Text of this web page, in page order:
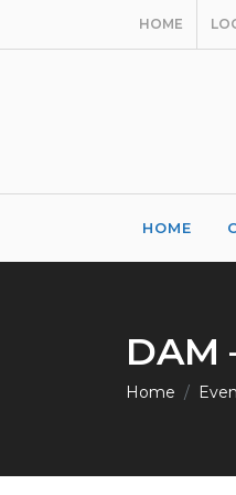
HOME
HOME
DAM
Home